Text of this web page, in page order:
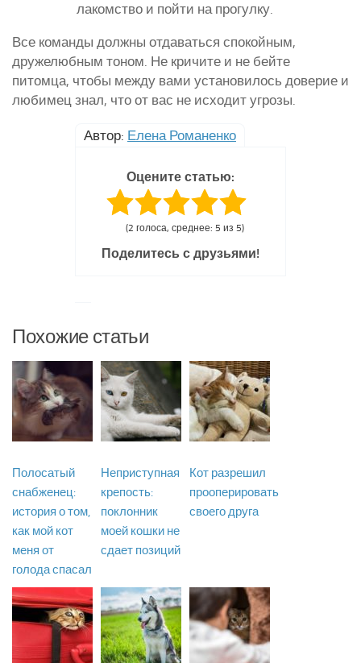
лакомство и пойти на прогулку.
Все команды должны отдаваться спокойным,
дружелюбным тоном. Не кричите и не бейте
питомца, чтобы между вами установилось доверие и
любимец знал, что от вас не исходит угрозы.
Автор: Елена Романенко
Оцените статью:
(2 голоса, среднее: 5 из 5)
Поделитесь с друзьями!
Похожие статьи
Полосатый
снабженец:
история о том,
как мой кот
меня от
голода спасал
Неприступная
крепость:
поклонник
моей кошки не
сдает позиций
Кот разрешил
прооперировать
своего друга